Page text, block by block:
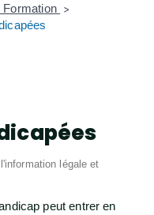
Formation >
légale et
peut entrer en